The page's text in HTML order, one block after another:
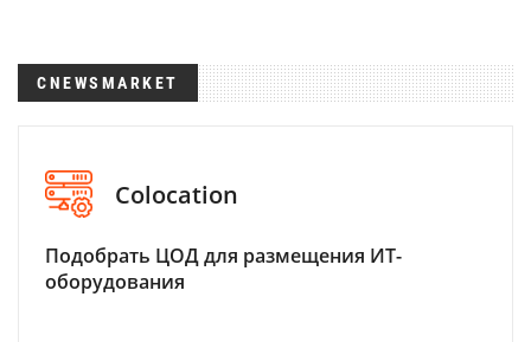
CNEWSMARKET
Colocation
Подобрать ЦОД для размещения ИТ-
оборудования